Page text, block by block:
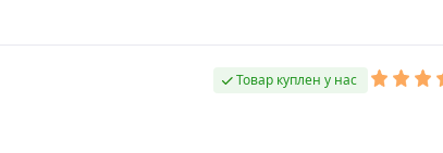
Товар куплен у нас